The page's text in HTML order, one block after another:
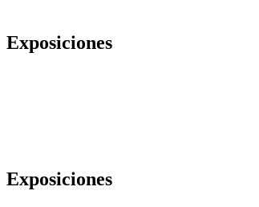
Exposiciones
Exposiciones